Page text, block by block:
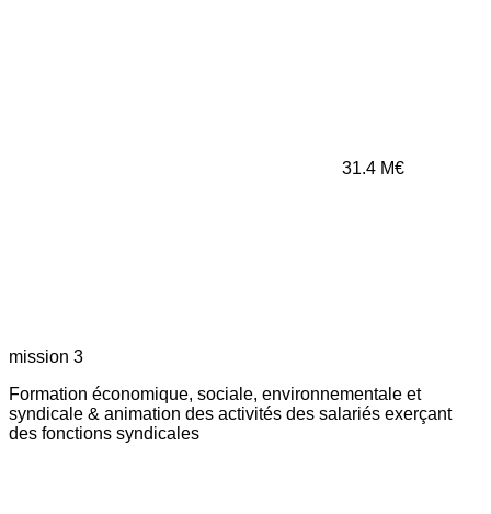
31.4 M€
mission 3
Formation économique, sociale, environnementale et
syndicale & animation des activités des salariés exerçant
des fonctions syndicales